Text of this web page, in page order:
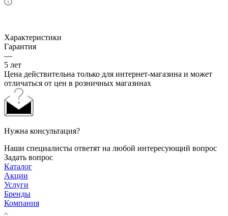
Характеристики
Гарантия
—
5 лет
Цена действительна только для интернет-магазина и может
отличаться от цен в розничных магазинах
Нужна консультация?
Наши специалисты ответят на любой интересующий вопрос
Задать вопрос
Каталог
Акции
Услуги
Бренды
Компания